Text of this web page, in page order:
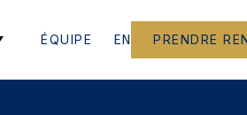
ÉQUIPE EN PRENDRE